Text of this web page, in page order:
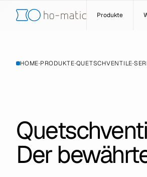
Produkte
HOME·PRODUKTE·QUETSCHVENTILE·
Der